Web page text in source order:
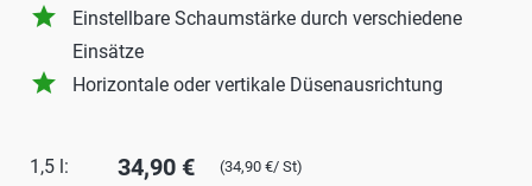
grade
Einstellbare Schaumstärke durch verschiedene
Einsätze
grade Horizontale oder vertikale Düsenausrichtung
1,5 l: 34,90 € (34,90 €/ St)